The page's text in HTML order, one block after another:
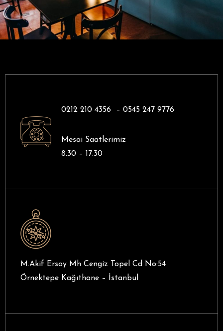
0212 210 4356 – 0545 247 9776
Mesai Saatlerimiz
8.30 – 17.30
M.Akif Ersoy Mh Cengiz Topel Cd No:54
Örnektepe Kağıthane – İstanbul